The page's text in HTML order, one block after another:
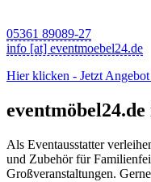
05361 89089-27
info [at] eventmoebel24.de
Hier klicken - Jetzt
Als Eventausstatter
und Zubehör für
Großveranstaltungen.